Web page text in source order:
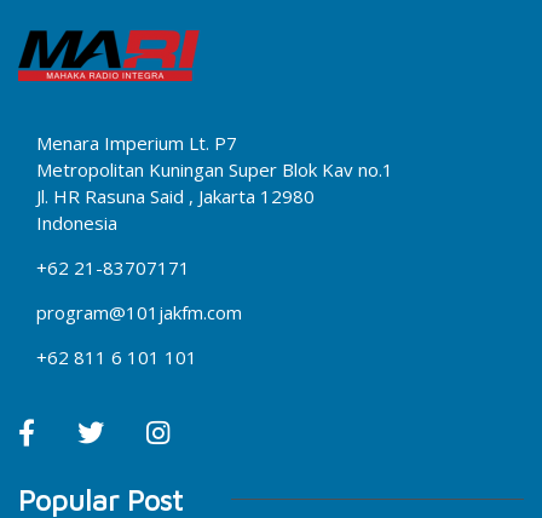
Menara Imperium Lt. P7
Metropolitan Kuningan Super Blok Kav no.1
Jl. HR Rasuna Said , Jakarta 12980
Indonesia
+62 21-83707171
program@101jakfm.com
+62 811 6 101 101
Popular Post